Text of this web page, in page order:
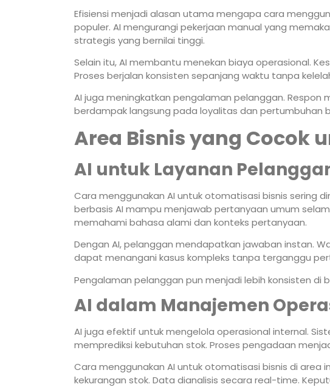
Efisiensi menjadi alasan utama mengapa cara
populer. AI mengurangi pekerjaan manual yang
strategis yang bernilai tinggi.
Selain itu, AI membantu menekan biaya operasional.
Proses berjalan konsisten sepanjang waktu tanpa
AI juga meningkatkan pengalaman pelanggan. Respon
berdampak langsung pada loyalitas dan pertumbuhan
Area Bisnis yang Cocok
AI untuk Layanan
Cara menggunakan AI untuk otomatisasi bisnis sering
berbasis AI mampu menjawab pertanyaan umum
memahami bahasa alami dan konteks pertanyaan.
Dengan AI, pelanggan mendapatkan jawaban instan.
dapat menangani kasus kompleks tanpa terganggu
Pengalaman pelanggan pun menjadi lebih konsisten di
AI dalam Manajemen
AI juga efektif untuk mengelola operasional internal.
memprediksi kebutuhan stok. Proses pengadaan
Cara menggunakan AI untuk otomatisasi bisnis di area
kekurangan stok. Data dianalisis secara real-time.